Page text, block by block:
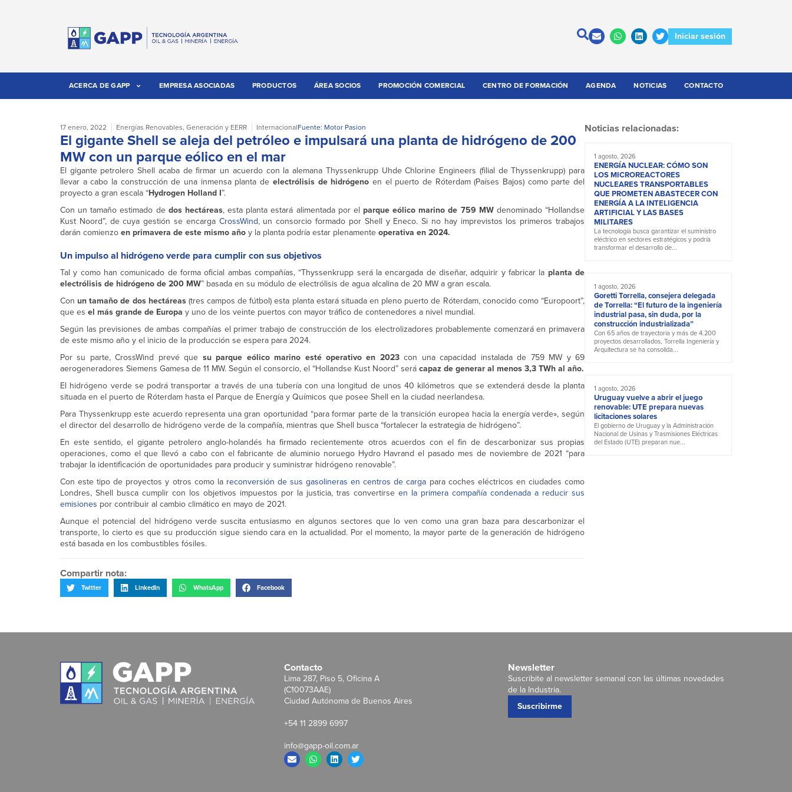
Iniciar sesión
ACERCA DE GAPP EMPRESA ASOCIADAS PRODUCTOS ÁREA SOCIOS PROMOCIÓN COMERCIAL CENTRO DE FORMACIÓN AGENDA NOTICIAS CONTACTO
17 enero, 2022 Energías Renovables, Generación y EERR InternacionalFuente: Motor Pasion
El gigante Shell se aleja del petróleo e impulsará una planta de hidrógeno de 200
MW con un parque eólico en el mar
El gigante petrolero Shell acaba de firmar un acuerdo con la alemana Thyssenkrupp Uhde Chlorine Engineers (filial de Thyssenkrupp) para
llevar a cabo la construcción de una inmensa planta de electrólisis de hidrógeno en el puerto de Róterdam (Países Bajos) como parte del
proyecto a gran escala “Hydrogen Holland I”.
Con un tamaño estimado de dos hectáreas, esta planta estará alimentada por el parque eólico marino de 759 MWdenominado “Hollandse
Kust Noord”, de cuya gestión se encarga CrossWind, un consorcio formado por Shell y Eneco. Si no hay imprevistos los primeros trabajos
darán comienzoen primavera de este mismo añoy la planta podría estar plenamenteoperativa en 2024.
Un impulso al hidrógeno verde para cumplir con sus objetivos
Tal y como han comunicado de forma oficial ambas compañías, “Thyssenkrupp será la encargada de diseñar, adquirir y fabricar la planta de
electrólisis de hidrógeno de 200 MW” basada en su módulo de electrólisis de agua alcalina de 20 MW a gran escala.
Con un tamaño de dos hectáreas(tres campos de fútbol) esta planta estará situada en pleno puerto de Róterdam, conocido como “Europoort”,
que es el más grande de Europa y uno de los veinte puertos con mayor tráfico de contenedores a nivel mundial.
Según las previsiones de ambas compañías el primer trabajo de construcción de los electrolizadores probablemente comenzará en primavera
de este mismo año y el inicio de la producción se espera para 2024.
Por su parte, CrossWind prevé que su parque eólico marino esté operativo en 2023con una capacidad instalada de 759 MW y 69
aerogeneradores Siemens Gamesa de 11 MW. Según el consorcio, el “Hollandse Kust Noord” serácapaz de generar al menos 3,3 TWh al año.
El hidrógeno verde se podrá transportar a través de una tubería con una longitud de unos 40 kilómetros que se extenderá desde la planta
situada en el puerto de Róterdam hasta el Parque de Energía y Químicos que posee Shell en la ciudad neerlandesa.
Para Thyssenkrupp este acuerdo representa una gran oportunidad “para formar parte de la transición europea hacia la energía verde», según
el director del desarrollo de hidrógeno verde de la compañía, mientras que Shell busca “fortalecer la estrategia de hidrógeno”.
En este sentido, el gigante petrolero anglo-holandés ha firmado recientemente otros acuerdos con el fin de descarbonizar sus propias
operaciones, como el que llevó a cabo con el fabricante de aluminio noruego Hydro Havrand el pasado mes de noviembre de 2021 “para
trabajar la identificación de oportunidades para producir y suministrar hidrógeno renovable”.
Con este tipo de proyectos y otros como lareconversión de sus gasolineras en centros de carga para coches eléctricos en ciudades como
Londres, Shell busca cumplir con los objetivos impuestos por la justicia, tras convertirse en la primera compañía condenada a reducir sus
emisiones por contribuir al cambio climático en mayo de 2021.
Aunque el potencial del hidrógeno verde suscita entusiasmo en algunos sectores que lo ven como una gran baza para descarbonizar el
transporte, lo cierto es que su producción sigue siendo cara en la actualidad. Por el momento, la mayor parte de la generación de hidrógeno
está basada en los combustibles fósiles.
Compartir nota:
Twitter LinkedIn WhatsApp Facebook
Noticias relacionadas:
1 agosto, 2026
ENERGÍA NUCLEAR: CÓMO SON
LOS MICROREACTORES
NUCLEARES TRANSPORTABLES
QUE PROMETEN ABASTECER CON
ENERGÍA A LA INTELIGENCIA
ARTIFICIAL Y LAS BASES
MILITARES
La tecnología busca garantizar el suministro
eléctrico en sectores estratégicos y podría
transformar el desarrollo de...
1 agosto, 2026
Goretti Torrella, consejera delegada
de Torrella: “El futuro de la ingeniería
industrial pasa, sin duda, por la
construcción industrializada”
Con 65 años de trayectoria y más de 4.200
proyectos desarrollados, Torrella Ingeniería y
Arquitectura se ha consolida...
1 agosto, 2026
Uruguay vuelve a abrir el juego
renovable: UTE prepara nuevas
licitaciones solares
El gobierno de Uruguay y la Administración
Nacional de Usinas y Trasmisiones Eléctricas
del Estado (UTE) preparan nue...
Contacto
Lima 287, Piso 5, Oficina A
(C10073AAE)
Ciudad Autónoma de Buenos Aires
+54 11 2899 6997
info@gapp-oil.com.ar
Newsletter
Suscribite al newsletter semanal con las últimas novedades
de la Industria.
Suscribirme